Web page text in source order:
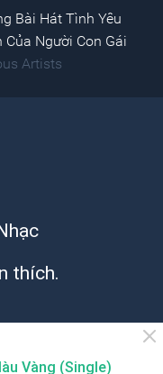
Bài Hát Tình Yêu
Của Người Con Gái
Artists
thích.
Vàng (Single)